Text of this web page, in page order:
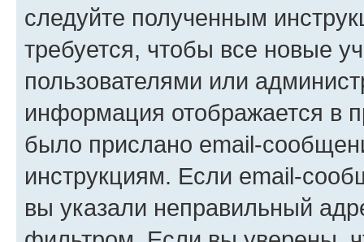
следуйте полученным
требуется, чтобы все новые
пользователями или
информация отображается в
было прислано email-
инструкциям. Если email-
вы указали неправильный